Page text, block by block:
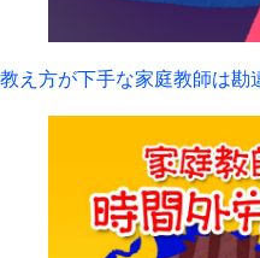
教え方が下手な家庭教師は勘